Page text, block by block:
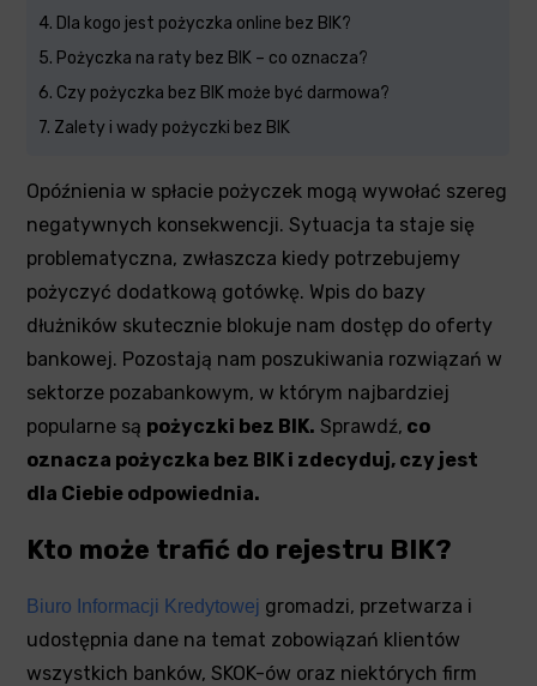
4 Dla kogo jest pożyczka online bez BIK?
5 Pożyczka na raty bez BIK – co oznacza?
6 Czy pożyczka bez BIK może być darmowa?
7 Zalety i wady pożyczki bez BIK
Opóźnienia w spłacie pożyczek mogą wywołać szereg
negatywnych konsekwencji. Sytuacja ta staje się
problematyczna, zwłaszcza kiedy potrzebujemy
pożyczyć dodatkową gotówkę. Wpis do bazy
dłużników skutecznie blokuje nam dostęp do oferty
bankowej. Pozostają nam poszukiwania rozwiązań w
sektorze pozabankowym, w którym najbardziej
popularne są pożyczki bez BIK. Sprawdź, co
oznacza pożyczka bez BIK i zdecyduj, czy jest
dla Ciebie odpowiednia.
Kto może trafić do rejestru BIK?
Biuro Informacji Kredytowej gromadzi, przetwarza i
udostępnia dane na temat zobowiązań klientów
wszystkich banków, SKOK-ów oraz niektórych firm